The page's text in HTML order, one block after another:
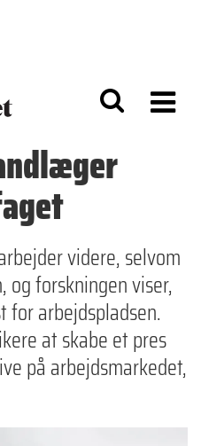
videre, selvom
og forskningen viser,
for arbejdspladsen.
at skabe et pres
på arbejdsmarkedet,